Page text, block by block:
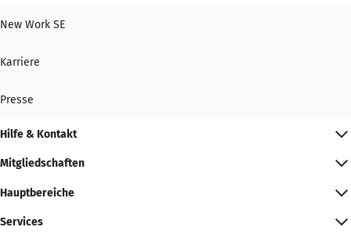
New Work SE
Karriere
Presse
Hilfe & Kontakt
Mitgliedschaften
Hauptbereiche
Services